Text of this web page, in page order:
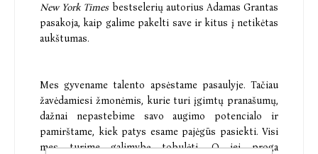
New York Timesbestselerių autorius Adamas Grantas
pasakoja, kaip galime pakelti save ir kitus į netikėtas
aukštumas.
Mes gyvename talento apsėstame pasaulyje. Tačiau
žavėdamiesi žmonėmis, kurie turi įgimtų pranašumų,
dažnai nepastebime savo augimo potencialo ir
pamirštame, kiek patys esame pajėgūs pasiekti. Visi
mes turime galimybę tobulėti. O jei proga